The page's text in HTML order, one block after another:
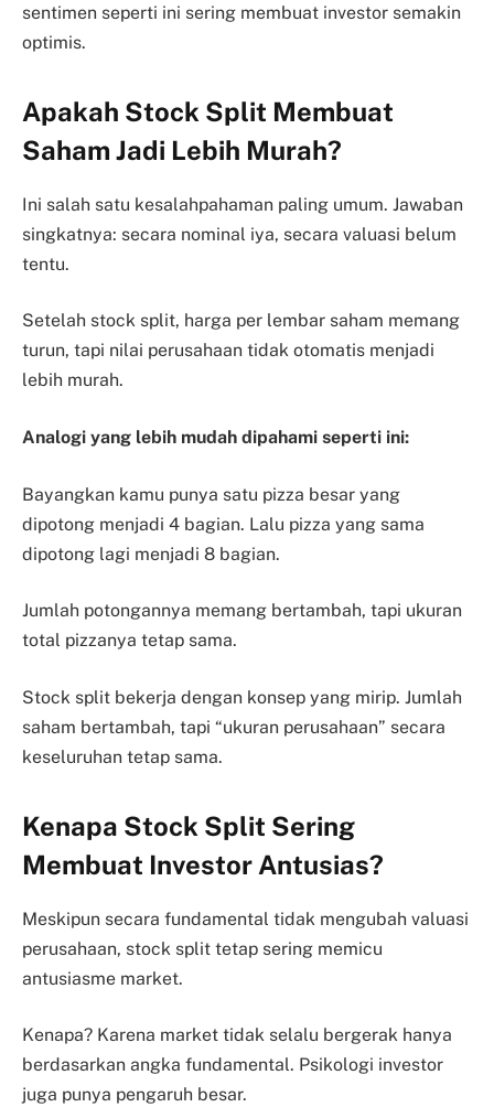
sentimen seperti ini sering membuat investor semakin
optimis.
Apakah Stock Split Membuat
Saham Jadi Lebih Murah?
Ini salah satu kesalahpahaman paling umum. Jawaban
singkatnya: secara nominal iya, secara valuasi belum
tentu.
Setelah stock split, harga per lembar saham memang
turun, tapi nilai perusahaan tidak otomatis menjadi
lebih murah.
Analogi yang lebih mudah dipahami seperti ini:
Bayangkan kamu punya satu pizza besar yang
dipotong menjadi 4 bagian. Lalu pizza yang sama
dipotong lagi menjadi 8 bagian.
Jumlah potongannya memang bertambah, tapi ukuran
total pizzanya tetap sama.
Stock split bekerja dengan konsep yang mirip. Jumlah
saham bertambah, tapi “ukuran perusahaan” secara
keseluruhan tetap sama.
Kenapa Stock Split Sering
Membuat Investor Antusias?
Meskipun secara fundamental tidak mengubah valuasi
perusahaan, stock split tetap sering memicu
antusiasme market.
Kenapa? Karena market tidak selalu bergerak hanya
berdasarkan angka fundamental. Psikologi investor
juga punya pengaruh besar.